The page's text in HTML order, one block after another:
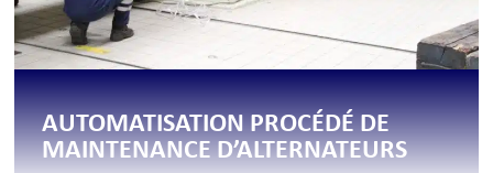
AUTOMATISATION PROCÉDÉ DE
MAINTENANCE D’ALTERNATEURS